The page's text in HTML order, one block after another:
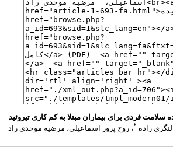
سلامت فردی برای بیماران مبتلا به کم کاری تیروئید
زاده ، روح پرور اسماعیلی، مرضیه موحدی راد